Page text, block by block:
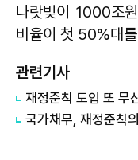
나랏빚이 1000조
비율이 첫 50%대
관련기사
국가채무, 재정준칙